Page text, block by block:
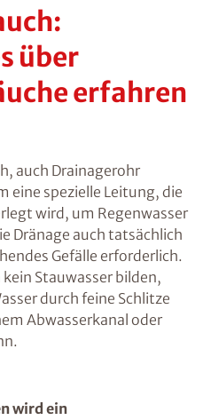
über
erfahren
auch Drainagerohr
eine spezielle Leitung, die
wird, um Regenwasser
Dränage auch tatsächlich
Gefälle erforderlich.
kein Stauwasser bilden,
durch feine Schlitze
Abwasserkanal oder
wird ein